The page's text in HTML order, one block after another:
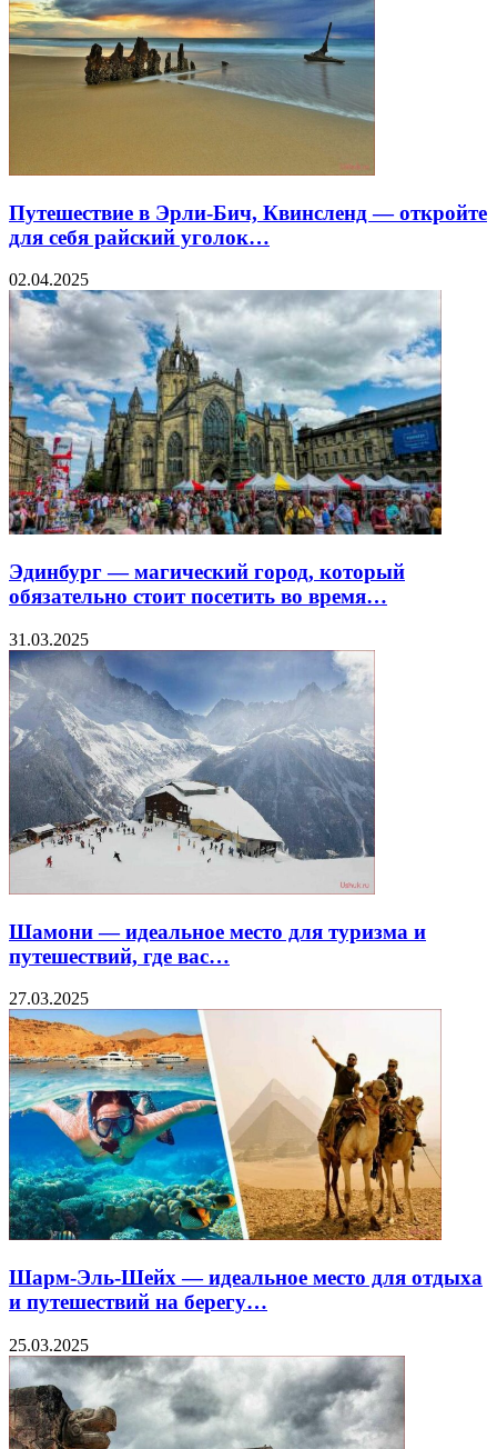
Путешествие в Эрли-Бич, Квинсленд — откройте
для себя райский уголок…
02.04.2025
Эдинбург — магический город, который
обязательно стоит посетить во время…
31.03.2025
Шамони — идеальное место для туризма и
путешествий, где вас…
27.03.2025
Шарм-Эль-Шейх — идеальное место для отдыха
и путешествий на берегу…
25.03.2025